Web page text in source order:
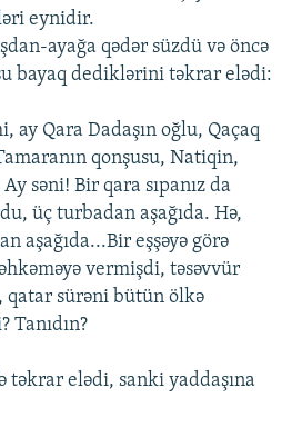
eynidir.
ayağa qədər süzdü və öncə
bayaq dediklərini təkrar elədi:
ay Qara Dadaşın oğlu, Qaçaq
qonşusu, Natiqin,
səni! Bir qara sıpanız da
üç turbadan aşağıda. Hə,
aşağıda...Bir eşşəyə görə
vermişdi, təsəvvür
sürəni bütün ölkə
Tanıdın?
təkrar elədi, sanki yaddaşına